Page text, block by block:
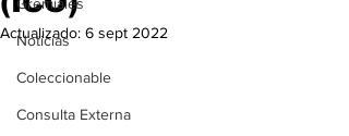
Noticias
Coleccionable
Consulta Externa
Actualizado: 6 sept 2022